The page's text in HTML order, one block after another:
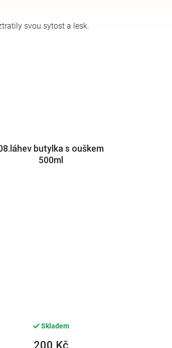
svou sytost a lesk.
butylka s ouškem
500ml
Skladem
200 Kč